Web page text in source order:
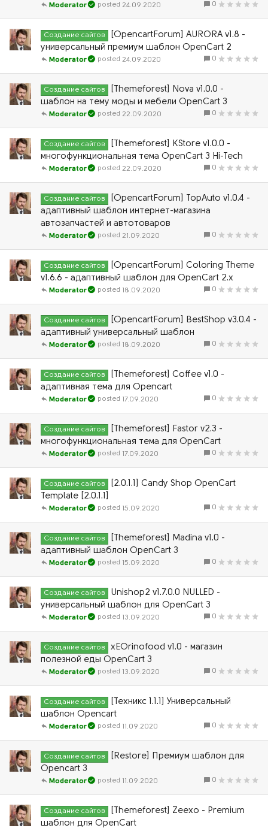
0
24.09.2020
Moderator
Создание сайтов
[OpencartForum] AURORA v1.8 -
универсальный премиум шаблон OpenCart 2
0
24.09.2020
Moderator
Создание сайтов
[Themeforest] Nova v1.0.0 -
шаблон на тему моды и мебели OpenCart 3
0
22.09.2020
Moderator
Создание сайтов
[Themeforest] KStore v1.0.0 -
многофункциональная тема OpenCart 3 Hi-Tech
0
22.09.2020
Moderator
Создание сайтов
[OpencartForum] TopAuto v1.0.4 -
адаптивный шаблон интернет-магазина
автозапчастей и автотоваров
0
21.09.2020
Moderator
Создание сайтов
[OpencartForum] Coloring Theme
v1.6.6 - адаптивный шаблон для OpenСart 2.x
0
18.09.2020
Moderator
Создание сайтов
[OpencartForum] BestShop v3.0.4 -
адаптивный универсальный шаблон
0
18.09.2020
Moderator
Создание сайтов
[Themeforest] Coffee v1.0 -
адаптивная тема для Opencart
0
17.09.2020
Moderator
Создание сайтов
[Themeforest] Fastor v2.3 -
многофункциональная тема для OpenCart
0
17.09.2020
Moderator
Создание сайтов
[2.0.1.1] Candy Shop OpenCart
Template [2.0.1.1]
0
15.09.2020
Moderator
Создание сайтов
[Themeforest] Madina v1.0 -
адаптивный шаблон OpenCart 3
0
15.09.2020
Moderator
Создание сайтов
Unishop2 v1.7.0.0 NULLED -
универсальный шаблон для OpenCart 3
0
13.09.2020
Moderator
Создание сайтов
хЕOrinofood v1.0 - магазин
полезной еды OpenCart 3
0
13.09.2020
Moderator
Создание сайтов
[Техникс 1.1.1] Универсальный
шаблон Opencart
0
11.09.2020
Moderator
Создание сайтов
[Restore] Премиум шаблон для
Opencart 3
0
11.09.2020
Moderator
Создание сайтов
[Themeforest] Zeexo - Premium
шаблон для OpenCart